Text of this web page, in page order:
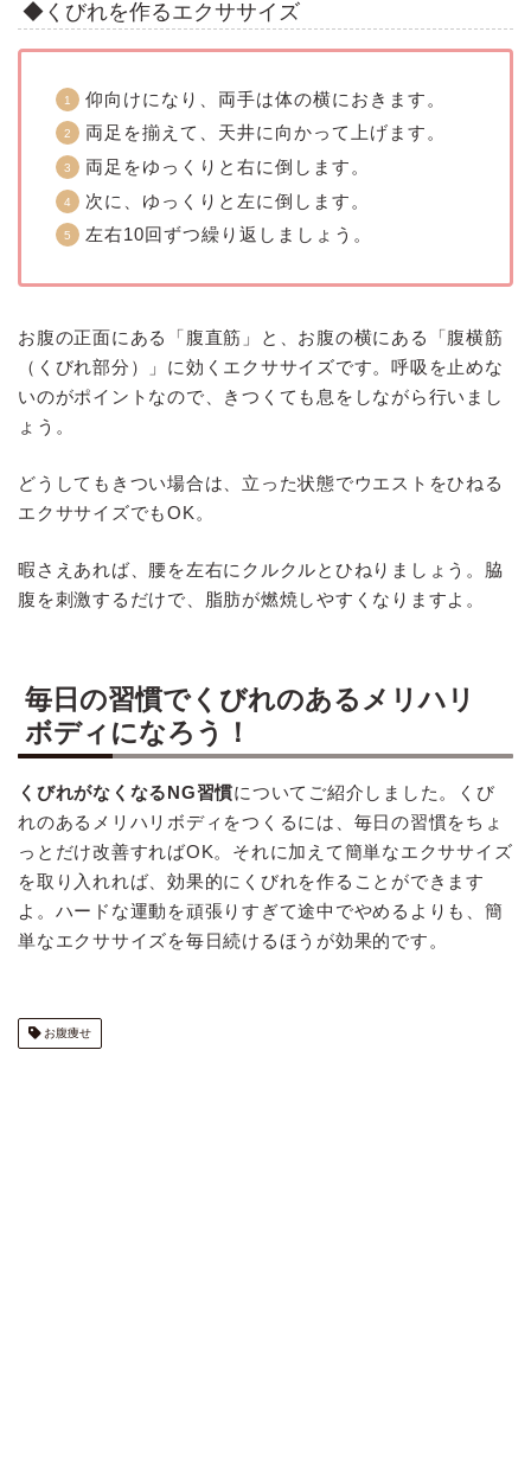
◆くびれを作るエクササイズ
仰向けになり、両手は体の横におきます。
両足を揃えて、天井に向かって上げます。
両足をゆっくりと右に倒します。
次に、ゆっくりと左に倒します。
左右10回ずつ繰り返しましょう。
お腹の正面にある「腹直筋」と、お腹の横にある「腹横筋
（くびれ部分）」に効くエクササイズです。呼吸を止めな
いのがポイントなので、きつくても息をしながら行いまし
ょう。
どうしてもきつい場合は、立った状態でウエストをひねる
エクササイズでもOK。
暇さえあれば、腰を左右にクルクルとひねりましょう。脇
腹を刺激するだけで、脂肪が燃焼しやすくなりますよ。
毎日の習慣でくびれのあるメリハリ
ボディになろう！
くびれがなくなるNG習慣についてご紹介しました。くび
れのあるメリハリボディをつくるには、毎日の習慣をちょ
っとだけ改善すればOK。それに加えて簡単なエクササイズ
を取り入れれば、効果的にくびれを作ることができます
よ。ハードな運動を頑張りすぎて途中でやめるよりも、簡
単なエクササイズを毎日続けるほうが効果的です。
お腹痩せ